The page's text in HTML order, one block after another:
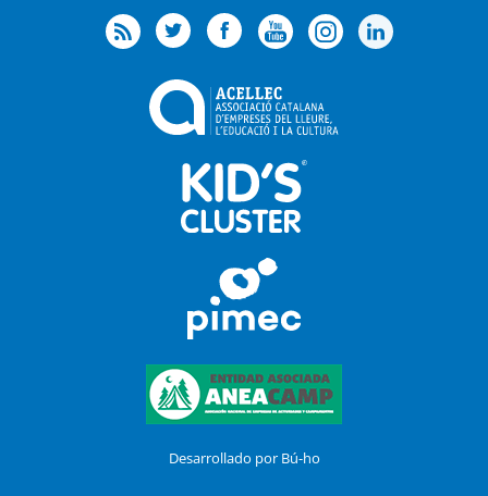
Desarrollado por Bú-ho